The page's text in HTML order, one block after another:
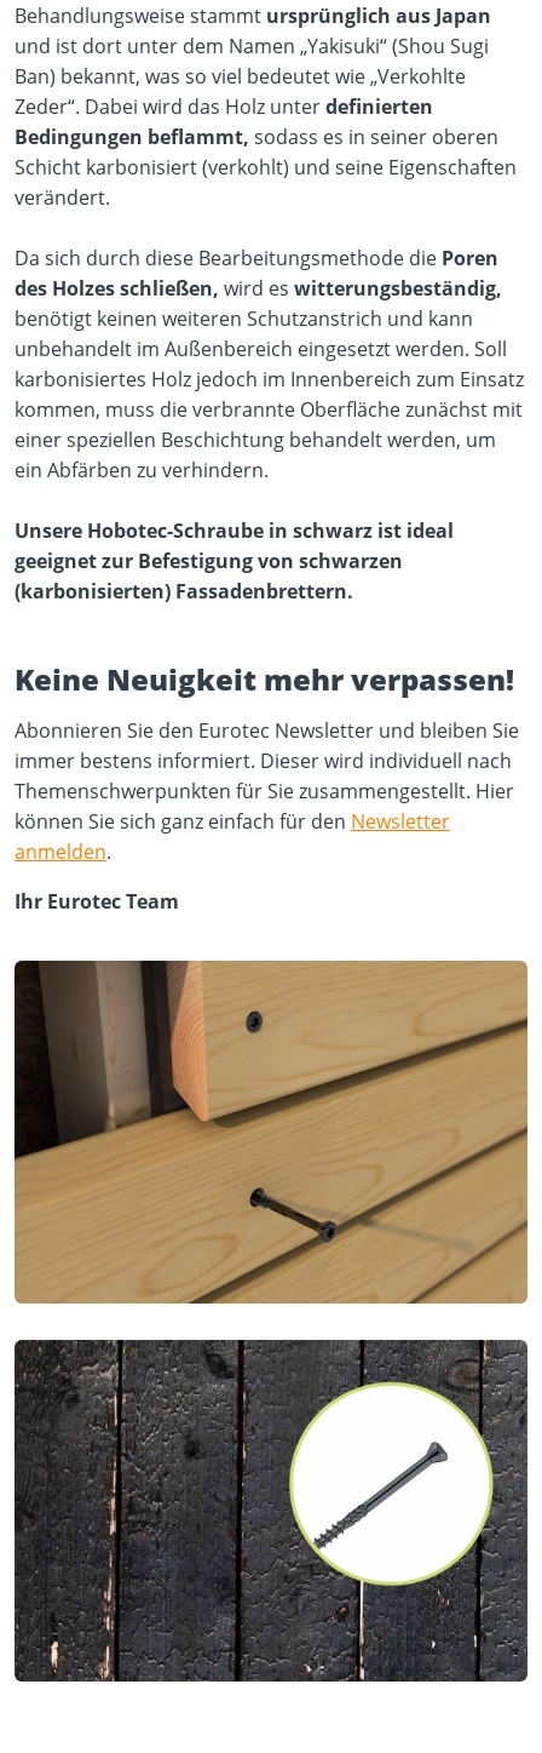
Behandlungsweise stammt ursprünglich aus Japan
und ist dort unter dem Namen „Yakisuki“ (Shou Sugi
Ban) bekannt, was so viel bedeutet wie „Verkohlte
Zeder“. Dabei wird das Holz unterdefinierten
Bedingungen beflammt, sodass es in seiner oberen
Schicht karbonisiert (verkohlt) und seine Eigenschaften
verändert.
Da sich durch diese Bearbeitungsmethode die Poren
des Holzes schließen, wird es witterungsbeständig,
benötigt keinen weiteren Schutzanstrich und kann
unbehandelt im Außenbereich eingesetzt werden. Soll
karbonisiertes Holz jedoch im Innenbereich zum Einsatz
kommen, muss die verbrannte Oberfläche zunächst mit
einer speziellen Beschichtung behandelt werden, um
ein Abfärben zu verhindern.
Unsere Hobotec-Schraube in schwarz ist ideal
geeignet zur Befestigung von schwarzen
(karbonisierten) Fassadenbrettern.
Keine Neuigkeit mehr verpassen!
Abonnieren Sie den Eurotec Newsletter und bleiben Sie
immer bestens informiert. Dieser wird individuell nach
Themenschwerpunkten für Sie zusammengestellt. Hier
können Sie sich ganz einfach für den Newsletter
anmelden.
Ihr Eurotec Team